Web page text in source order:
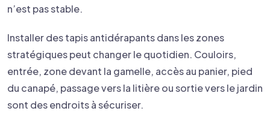
n’est pas stable.
Installer des tapis antidérapants dans les zones
stratégiques peut changer le quotidien. Couloirs,
entrée, zone devant la gamelle, accès au panier, pied
du canapé, passage vers la litière ou sortie vers le jardin
sont des endroits à sécuriser.